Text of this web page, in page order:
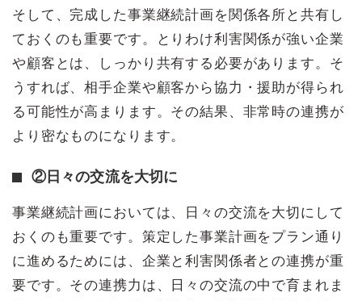
そして、完成した事業継続計画を関係各所と共有し
ておくのも重要です。とりわけ利害関係が強い企業
や顧客とは、しっかり共有する必要があります。そ
うすれば、相手企業や顧客から協力・援助が得られ
る可能性が高まります。その結果、非常時の連携が
より密なものになります。
②日々の交流を大切に
事業継続計画においては、日々の交流を大切にして
おくのも重要です。策定した事業計画をプラン通り
に進めるためには、企業と利害関係者との連携が重
要です。その連携力は、日々の交流の中で育まれま